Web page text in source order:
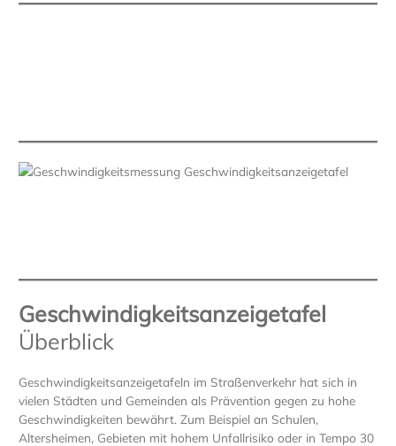
Geschwindigkeitsanzeigetafel
Überblick
Geschwindigkeitsanzeigetafeln im Straßenverkehr hat sich in
vielen Städten und Gemeinden als Prävention gegen zu hohe
Geschwindigkeiten bewährt. Zum Beispiel an Schulen,
Altersheimen, Gebieten mit hohem Unfallrisiko oder in Tempo 30